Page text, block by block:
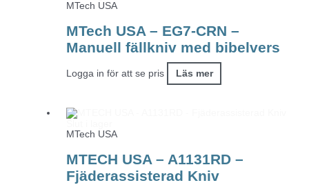
MTech USA
MTech USA – EG7-CRN –
Manuell fällkniv med bibelvers
Logga in för att se pris Läs mer
MTech USA
MTECH USA – A1131RD –
Fjäderassisterad Kniv